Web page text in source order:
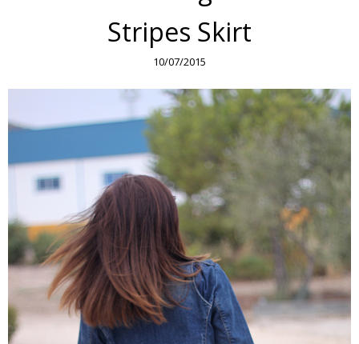
Stripes Skirt
10/07/2015